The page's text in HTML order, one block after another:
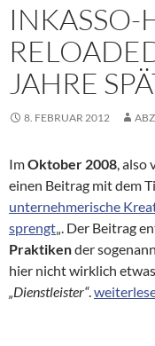
INKASSO-
JAHRE
8. FEBRUAR 2012
ImOktober 2008, also
einen Beitrag mit dem
unternehmerische
sprengt„. Der Beitrag
Praktikender
hier nicht wirklich
„Dienstleister“.Inkasso-